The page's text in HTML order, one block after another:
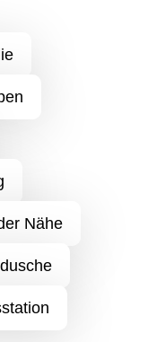
Nähe